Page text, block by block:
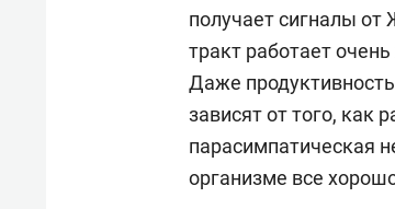
В Татарстане
возглавил кафедру
нехирургический
пузырь ставят
который
растворения
получает сигналы
тракт работает
Даже
зависят от того, как
парасимпатическая
организме все